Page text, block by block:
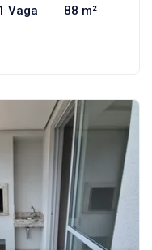
Vaga 88 m²